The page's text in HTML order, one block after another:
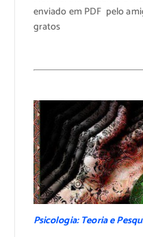
enviado em PDF pelo
gratos
Psicologia: Teoria e